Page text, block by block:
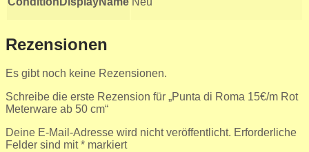
Rezensionen
Es gibt noch keine Rezensionen.
Schreibe die erste Rezension für „Punta di Roma 15€/m Rot
Meterware ab 50 cm“
Deine E-Mail-Adresse wird nicht veröffentlicht. Erforderliche
Felder sind mit* markiert